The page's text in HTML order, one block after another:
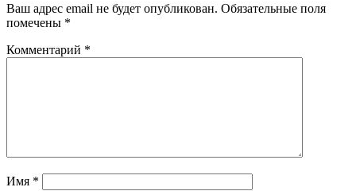
Ваш адрес email не будет опубликован. Обязательные поля
помечены *
Комментарий *
Имя *